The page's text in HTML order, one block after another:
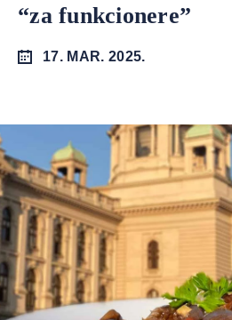
“za funkcionere”
17. MAR. 2025.